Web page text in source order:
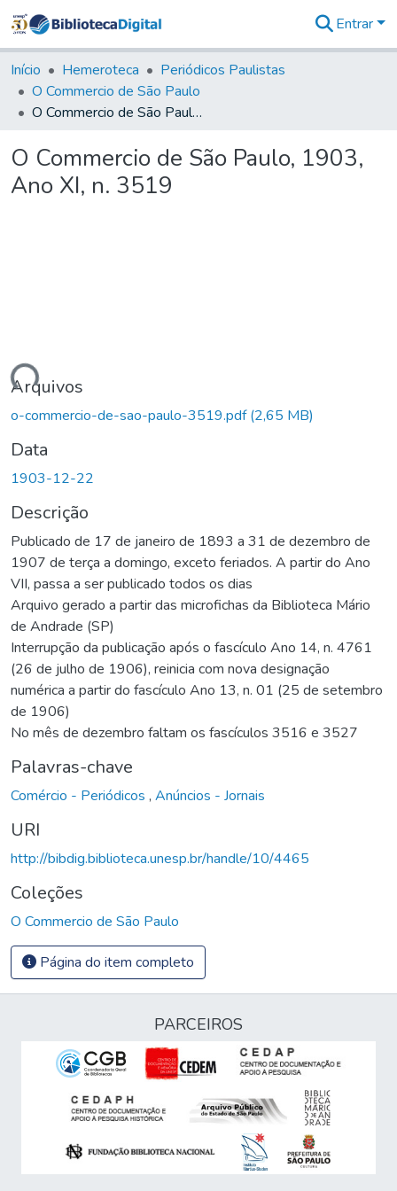
&
Coleções
Tudo na
Biblioteca
Estatísticas
Entrar
Início Hemeroteca
Periódicos Paulistas
O Commercio de São Paulo
O Commercio de São Paulo, 1903, Ano XI, n. 3519
O Commercio de São Paulo, 1903,
Ano XI, n. 3519
Arquivos
o-commercio-de-sao-paulo-3519.pdf(2,65 MB)
Data
1903-12-22
Descrição
Publicado de 17 de janeiro de 1893 a 31 de dezembro de
1907 de terça a domingo, exceto feriados. A partir do Ano
VII, passa a ser publicado todos os dias
Arquivo gerado a partir das microfichas da Biblioteca Mário
de Andrade (SP)
Interrupção da publicação após o fascículo Ano 14, n. 4761
(26 de julho de 1906), reinicia com nova designação
numérica a partir do fascículo Ano 13, n. 01 (25 de setembro
de 1906)
No mês de dezembro faltam os fascículos 3516 e 3527
Palavras-chave
Comércio - Periódicos , Anúncios - Jornais
URI
http://bibdig.biblioteca.unesp.br/handle/10/4465
Coleções
O Commercio de São Paulo
Página do item completo
PARCEIROS